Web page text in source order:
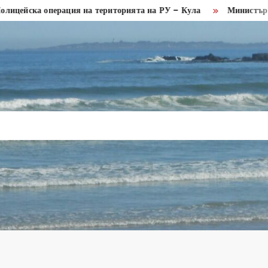
операция на територията на РУ – Кула Министър Пулев